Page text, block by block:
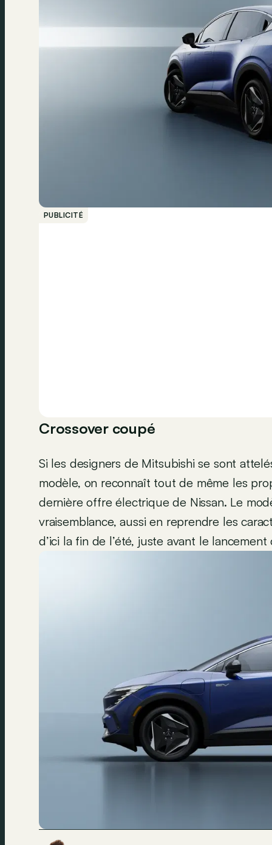
PUBLICITÉ
Crossover coupé
Si les designers de Mitsubishi se sont
modèle, on reconnaît tout de même les
dernière offre électrique de Nissan. Le
vraisemblance, aussi en reprendre les
d’ici la fin de l’été, juste avant le